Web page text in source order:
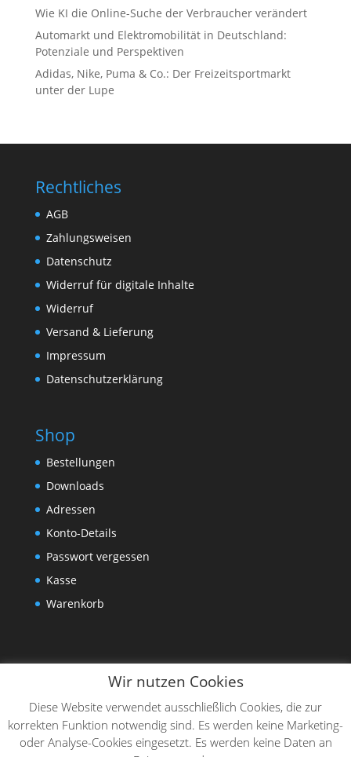
Wie KI die Online-Suche der Verbraucher verändert
Automarkt und Elektromobilität in Deutschland:
Potenziale und Perspektiven
Adidas, Nike, Puma & Co.: Der Freizeitsportmarkt
unter der Lupe
Rechtliches
AGB
Zahlungsweisen
Datenschutz
Widerruf für digitale Inhalte
Widerruf
Versand & Lieferung
Impressum
Datenschutzerklärung
Shop
Bestellungen
Downloads
Adressen
Konto-Details
Passwort vergessen
Kasse
Warenkorb
Wir nutzen Cookies
Diese Website verwendet ausschließlich Cookies, die zur
korrekten Funktion notwendig sind. Es werden keine Marketing-
oder Analyse-Cookies eingesetzt. Es werden keine Daten an